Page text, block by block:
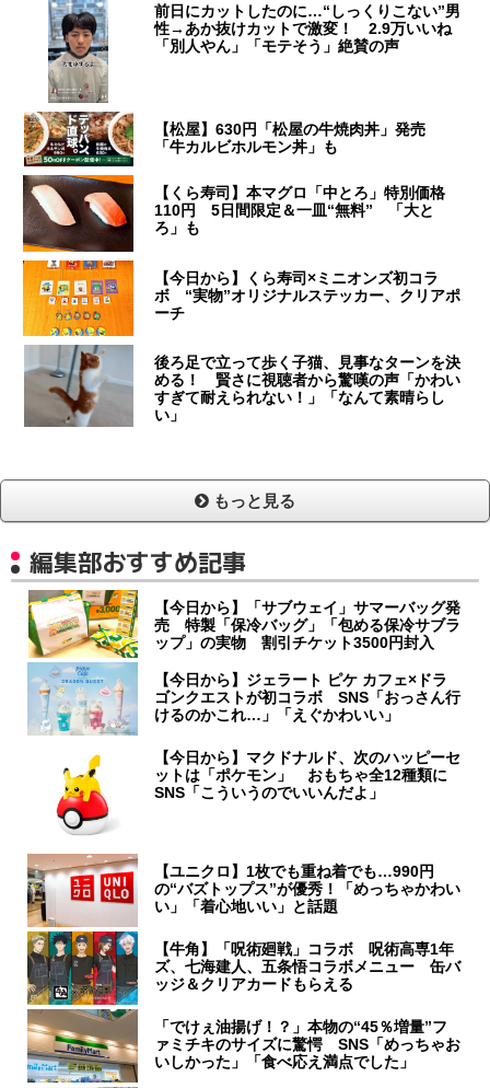
前日にカットしたのに…“しっくりこない”男
性→あか抜けカットで激変！ 2.9万いいね
「別人やん」「モテそう」絶賛の声
【松屋】630円「松屋の牛焼肉丼」発売
「牛カルビホルモン丼」も
【くら寿司】本マグロ「中とろ」特別価格
110円 5日間限定＆一皿“無料” 「大と
ろ」も
【今日から】くら寿司×ミニオンズ初コラ
ボ “実物”オリジナルステッカー、クリアポ
ーチ
後ろ足で立って歩く子猫、見事なターンを決
める！ 賢さに視聴者から驚嘆の声「かわい
すぎて耐えられない！」「なんて素晴らし
い」
もっと見る
編集部おすすめ記事
【今日から】「サブウェイ」サマーバッグ発
売 特製「保冷バッグ」「包める保冷サブラ
ップ」の実物 割引チケット3500円封入
【今日から】ジェラート ピケ カフェ×ドラ
ゴンクエストが初コラボ SNS「おっさん行
けるのかこれ…」「えぐかわいい」
【今日から】マクドナルド、次のハッピーセ
ットは「ポケモン」 おもちゃ全12種類に
SNS「こういうのでいいんだよ」
【ユニクロ】1枚でも重ね着でも…990円
の“バズトップス”が優秀！「めっちゃかわい
い」「着心地いい」と話題
【牛角】「呪術廻戦」コラボ 呪術高専1年
ズ、七海建人、五条悟コラボメニュー 缶バ
ッジ＆クリアカードもらえる
「でけぇ油揚げ！？」本物の“45％増量”フ
ァミチキのサイズに驚愕 SNS「めっちゃお
いしかった」「食べ応え満点でした」